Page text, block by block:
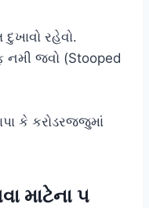
રહેવો.
નમી જવો (Stooped
કે કરોડરજ્જુમાં
માટેના ૫